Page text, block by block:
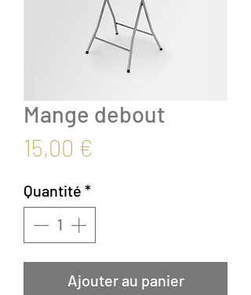
Mange debout
15,00 €
Quantité *
Ajouter au panier